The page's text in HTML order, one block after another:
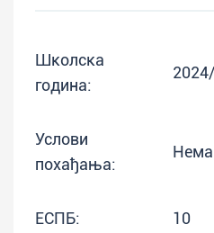
Школска
година:
Услови
похађања:
Нема
ЕСПБ: 10